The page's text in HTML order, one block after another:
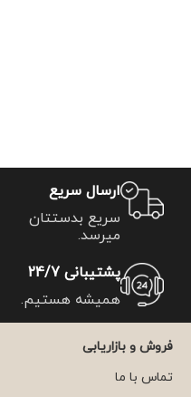
ارسال سریع
سریع بدستتان
میرسد.
پشتیبانی 24/7
همیشه هستیم.
فروش و بازاریابی
تماس با ما